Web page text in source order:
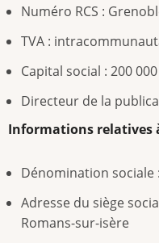
Numéro RCS :
TVA :
Capital social : 200
Directeur de la
Informations relatives
Dénomination sociale
Adresse du siège
Romans-sur-isère